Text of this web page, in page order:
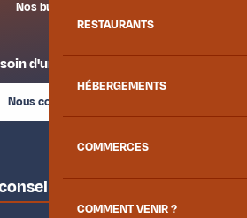
RESTAURANTS
HÉBERGEMENTS
COMMERCES
COMMENT VENIR ?
Nos bureaux
d'un conseil ?
Nous contacter
des locaux